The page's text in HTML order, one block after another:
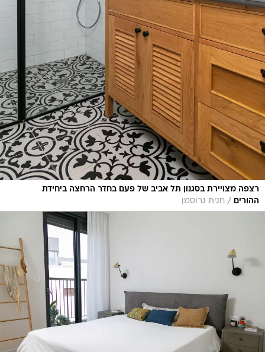
רצפה מצויירת בסגנון תל אביב של פעם בחדר הרחצה ביחידת
ההורים
/ חגית גרוסמן